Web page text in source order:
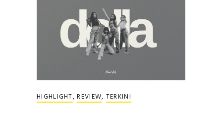
HIGHLIGHT,REVIEW, TERKINI